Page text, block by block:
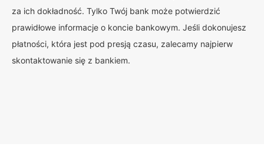
za ich dokładność. Tylko Twój bank może potwierdzić
prawidłowe informacje o koncie bankowym. Jeśli dokonujesz
płatności, która jest pod presją czasu, zalecamy najpierw
skontaktowanie się z bankiem.